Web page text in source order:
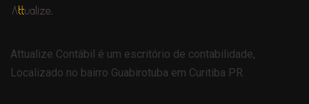
Attualize Contábil é um escritório de contabilidade,
Localizado no bairro Guabirotuba em Curitiba PR.